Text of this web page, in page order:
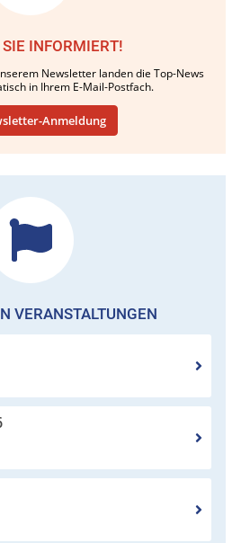
INFORMIERT!
Newsletter landen die Top-News
in Ihrem E-Mail-Postfach.
Anmeldung
VERANSTALTUNGEN